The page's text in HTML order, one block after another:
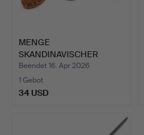
MENGE
SKANDINAVISCHER
MINIATUREN//MODELLE …
Beendet 16. Apr 2026
1 Gebot
34 USD